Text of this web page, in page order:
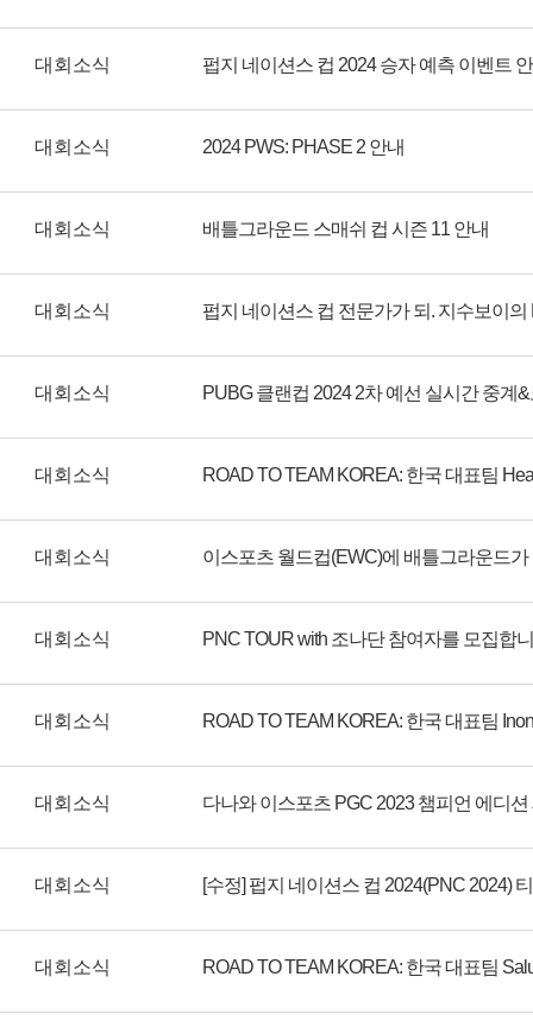
대회소식 펍지 네이션스 컵 2024 승자 예측 이벤트
대회소식 2024 PWS: PHASE 2 안내
대회소식 배틀그라운드 스매쉬 컵 시즌 11 안내
대회소식
대회소식
대회소식
대회소식
대회소식 PNC TOUR with 조나단 참여자를 모집합
대회소식
대회소식
대회소식
대회소식